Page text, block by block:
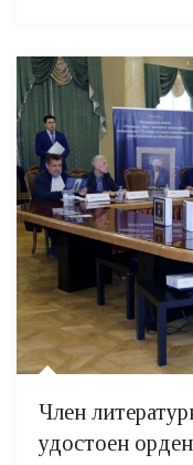
Член
удостоен